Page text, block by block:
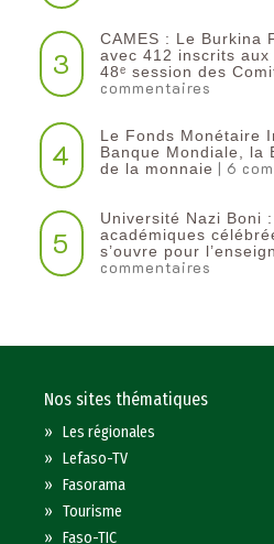
3
CAMES : Le Burkina
avec 412 inscrits aux
48ᵉ session des
commentaires
4
Le Fonds Monétaire
Banque Mondiale, la
de la monnaie | 6
5
Université Nazi Boni
académiques
s’ouvre pour
commentaires
Nos sites thématiques
»Les régionales
»Lefaso-TV
»Fasorama
»Tourisme
»Faso-TIC